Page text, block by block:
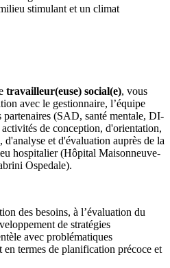
stimulant et un climat
travailleur(euse) social(e), vous
avec le gestionnaire, l’équipe
(SAD, santé mentale, DI-
de conception, d'orientation,
et d'évaluation auprès de la
hospitalier (Hôpital Maisonneuve-
Ospedale).
des besoins, à l’évaluation du
de stratégies
avec problématiques
termes de planification précoce et